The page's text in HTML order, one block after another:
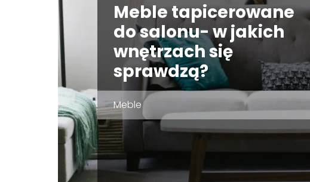
Meble tapicerowane
do salonu- w jakich
wnętrzach się
sprawdzą?
Meble